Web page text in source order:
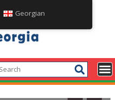
მქონე
Georgian